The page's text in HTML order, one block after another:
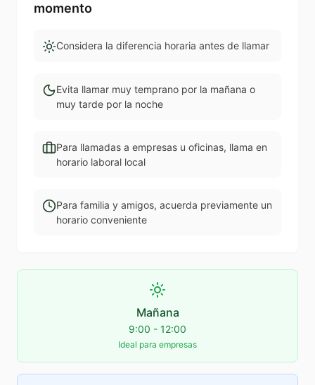
momento
Considera la diferencia horaria antes de llamar
Evita llamar muy temprano por la mañana o
muy tarde por la noche
Para llamadas a empresas u oficinas, llama en
horario laboral local
Para familia y amigos, acuerda previamente un
horario conveniente
Mañana
9:00 - 12:00
Ideal para empresas